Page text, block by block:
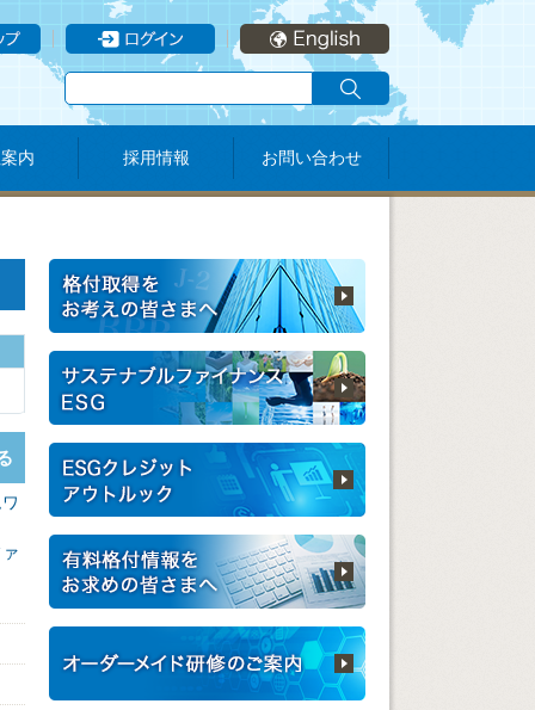
内 採用情報 お問い合わせ